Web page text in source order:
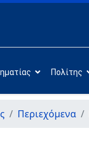
Πολίτης
Περιεχόμενα